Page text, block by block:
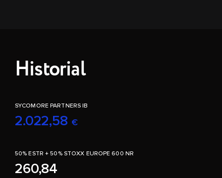
Historial
SYCOMORE PARTNERS IB
2.022,58 €
50% ESTR + 50% STOXX EUROPE 600 NR
260,84